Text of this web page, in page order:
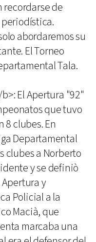
recordarse de
abordaremos su
El Torneo
Tala.
El Apertura "92"
que tuvo
8 clubes. En
Departamental
clubes a Norberto
y se definiò
y
Policial a la
Macià, que
marcaba una